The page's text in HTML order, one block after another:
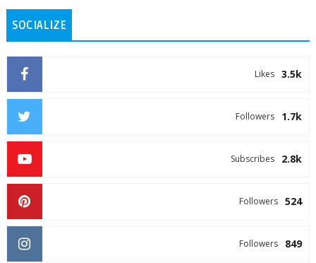
SOCIALIZE
3.5k
Likes
1.7k
Followers
2.8k
Subscribes
524
Followers
849
Followers